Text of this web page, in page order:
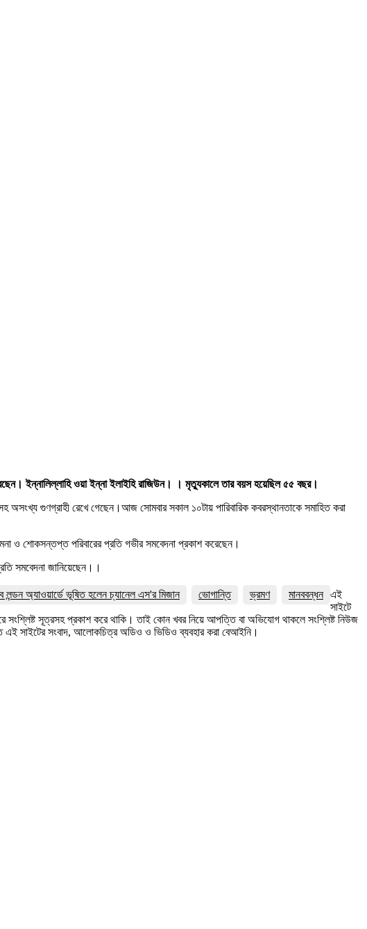
ইন্নালিল্লাহি ওয়া ইন্না ইলাইহি রাজিউন। । মৃত্যুকালে তার বয়স হয়েছিল ৫৫ বছর।
গুণগ্রাহী রেখে গেছেন।আজ সোমবার সকাল ১০টায় পারিবারিক কবরস্থানতাকে সমাহিত করা
ও শোকসন্তপ্ত পরিবারের প্রতি গভীর সমবেদনা প্রকাশ করেছেন।
সমবেদনা জানিয়েছেন।।
অ্যাওয়ার্ডে ভূষিত হলেন চ্যানেল এস'র মিজান ভোগান্তি ভ্রমণ
মানববন্ধন এই
সাইটে
সংশ্লিষ্ট সূত্রসহ প্রকাশ করে থাকি। তাই কোন খবর নিয়ে আপত্তি বা অভিযোগ থাকলে সংশ্লিষ্ট নিউজ
এই সাইটের সংবাদ, আলোকচিত্র অডিও ও ভিডিও ব্যবহার করা বেআইনি।